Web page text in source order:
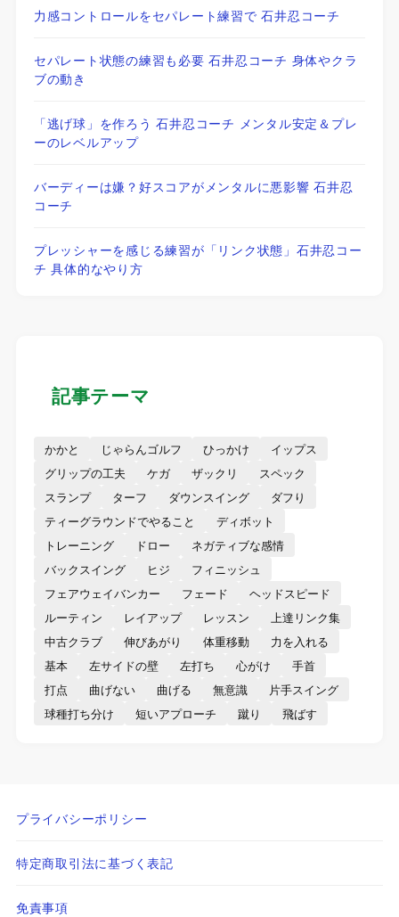
力感コントロールをセパレート練習で 石井忍コーチ
セパレート状態の練習も必要 石井忍コーチ 身体やクラ
ブの動き
「逃げ球」を作ろう 石井忍コーチ メンタル安定＆プレ
ーのレベルアップ
バーディーは嫌？好スコアがメンタルに悪影響 石井忍
コーチ
プレッシャーを感じる練習が「リンク状態」石井忍コー
チ 具体的なやり方
記事テーマ
かかと じゃらんゴルフ ひっかけ
イップス
グリップの工夫
ケガ ザックリ
スペック
スランプ
ターフ ダウンスイング
ダフり
ティーグラウンドでやること
ディボット
トレーニング
ドロー
ネガティブな感情
バックスイング
ヒジ
フィニッシュ
フェアウェイバンカー
フェード
ヘッドスピード
ルーティン
レイアップ レッスン
上達リンク集
中古クラブ
伸びあがり 体重移動
力を入れる
基本
左サイドの壁 左打ち 心がけ
手首
打点
曲げない 曲げる 無意識
片手スイング
球種打ち分け
短いアプローチ 蹴り 飛ばす
プライバシーポリシー
特定商取引法に基づく表記
免責事項